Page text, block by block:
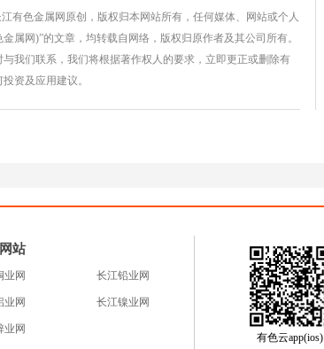
有色金属网原创，版权归本网站所有，任何媒体、网站或个人
属网)”的文章，均转载自网络，版权归原作者及其公司所有。
我们联系，我们将根据著作权人的要求，立即更正或删除有
资及应用建议。
站
业网
业网
业网
长江铅业网
长江镍业网
有色云app(ios)